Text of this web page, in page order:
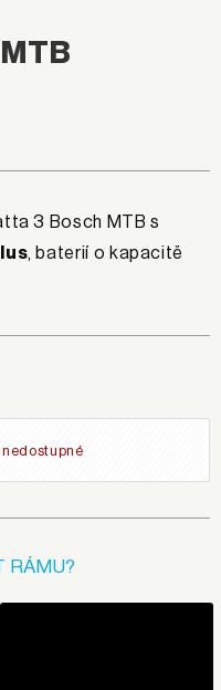
3 Bosch MTB s
, baterií o kapacitě
nedostupné
RÁMU?